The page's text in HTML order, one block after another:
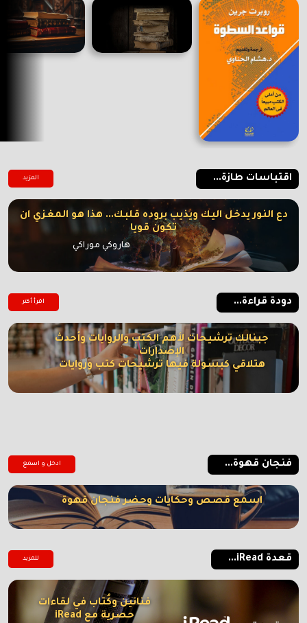
اقتباسات طازة... المزيد
دع النور يدخل اليك ويذيب بروده قلبك... هذا هو المغزي ان
تكون قويا
هاروكي موراكي
دودة قراءة... اقرأ أكتر
جبنالك ترشيحات لأهم الكتب والروايات وأحدث
الإصدارات
هتلاقي كبسولة فيها ترشيحات كتب وروايات
فنجان قهوة... ادخل و اسمع
اسمع قصص وحكايات وحضر فنجان قهوة
قعدة iRead... للمزيد
فنانين وكُتاب في لقاءات
حصرية مع iRead